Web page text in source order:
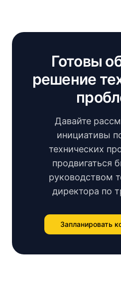
Готовы
решение
Давайте
инициативы
технических
продвигаться
руководством
директора по
Запланировать